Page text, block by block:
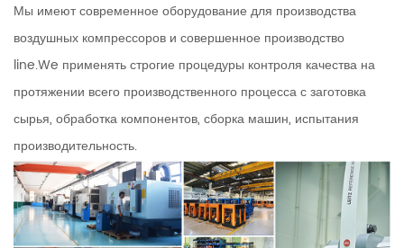
Мы имеют современное оборудование для производства
воздушных компрессоров и совершенное производство
line.We применять строгие процедуры контроля качества на
протяжении всего производственного процесса с заготовка
сырья, обработка компонентов, сборка машин, испытания
производительность.